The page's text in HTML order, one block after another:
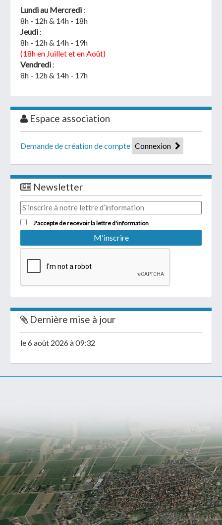
Lundi au Mercredi :
8h - 12h & 14h - 18h
Jeudi :
8h - 12h & 14h - 19h
(18h en Juillet et en Août)
Vendredi :
8h - 12h & 14h - 17h
Espace association
Demande de création de compte Connexion
Newsletter
J'accepte de recevoir la lettre d'information
Dernière mise à jour
le 6 août 2026 à 09:32